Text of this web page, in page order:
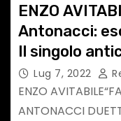
ENZO
Antonacci:
Il singolo
dell’artista
settembre
Lug 7, 2022
ENZO
ANTONACCI